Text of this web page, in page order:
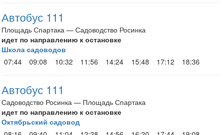
Автобус 111
Площадь Спартака — Садоводство Росинка
идет по направлению к остановке
Школа садоводов
07:44
09:08 10:32 11:56 14:24 15:48 17:12 18:36
Автобус 111
Садоводство Росинка — Площадь Спартака
идет по направлению к остановке
Октябрьский садовод